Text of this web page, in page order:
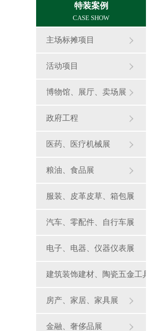
特装案例
CASE SHOW
主场标摊项目
活动项目
博物馆、展厅、卖场展
政府工程
医药、医疗机械展
粮油、食品展
服装、皮革皮草、箱包展
汽车、零配件、自行车展
电子、电器、仪器仪表展
建筑装饰建材、陶瓷五金工具
展
房产、家居、家具展
金融、奢侈品展
鱼缸定制